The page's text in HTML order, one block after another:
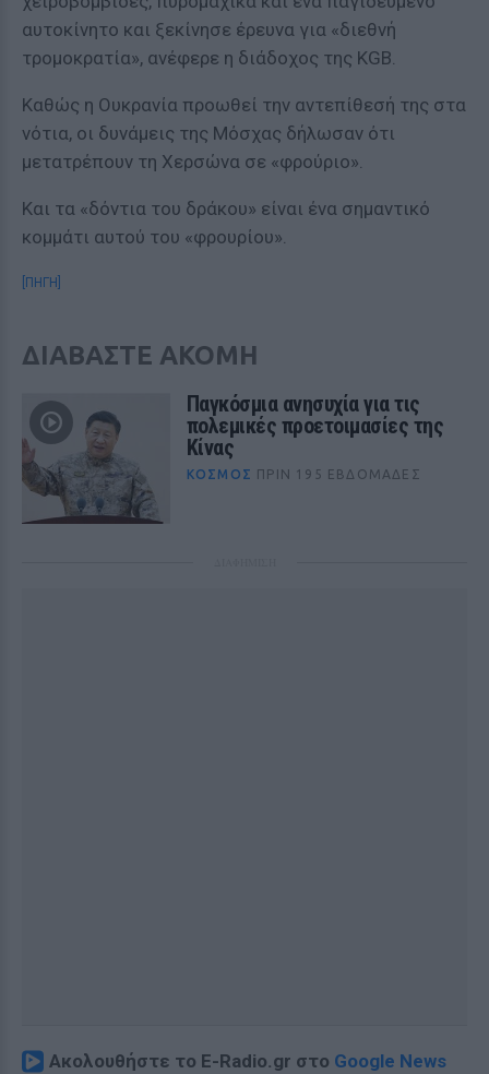
αυτοκίνητο και ξεκίνησε έρευνα για «διεθνή
τρομοκρατία», ανέφερε η διάδοχος της KGB.
Καθώς η Ουκρανία προωθεί την αντεπίθεσή της στα
νότια, οι δυνάμεις της Μόσχας δήλωσαν ότι
μετατρέπουν τη Χερσώνα σε «φρούριο».
Και τα «δόντια του δράκου» είναι ένα σημαντικό
κομμάτι αυτού του «φρουρίου».
[ΠΗΓΗ]
ΔΙΑΒΑΣΤΕ ΑΚΟΜΗ
Παγκόσμια ανησυχία για τις
πολεμικές προετοιμασίες της
Κίνας
ΚΌΣΜΟΣ ΠΡΙΝ 195 ΕΒΔΟΜΆΔΕΣ
Ακολουθήστε το E-Radio.gr στο Google News